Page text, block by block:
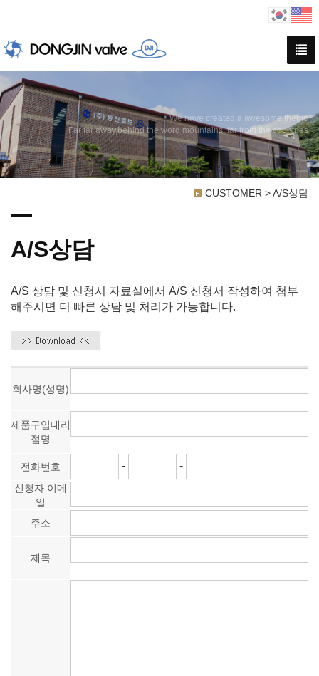
We have created a awesome theme
Far far away,behind the word mountains, far from the countries
CUSTOMER > A/S상담
A/S상담
A/S 상담 및 신청시 자료실에서 A/S 신청서 작성하여 첨부
해주시면 더 빠른 상담 및 처리가 가능합니다.
회사명(성명)
제품구입대리
점명
전화번호 - -
신청자 이메
일
주소
제목